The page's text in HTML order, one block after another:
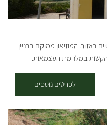
באזור. המוזיאון ממוקם בבניין
במלחמת העצמאות.
הביטחון הישן של קבוץ סעד,
סיפור המאבק על האזור,
חרבות ברזל. בחצר האתר
במלחמה, וכן דגם מוקטן של
לפרטים נוספים